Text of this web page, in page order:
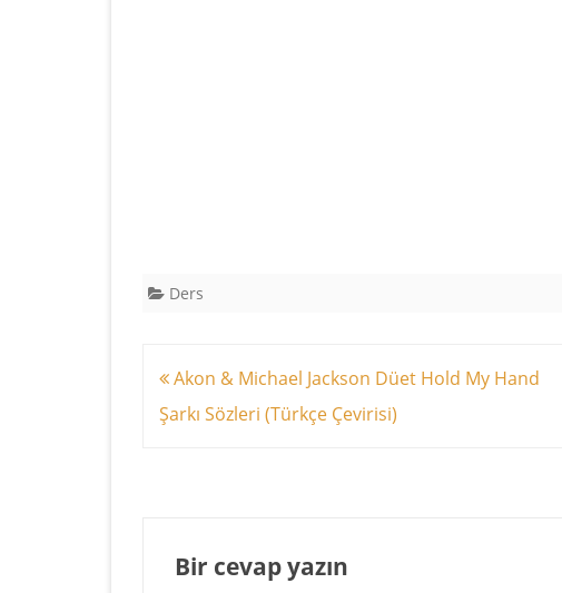
Ders
Yazı
dolaşımı
Akon & Michael Jackson Düet Hold My Hand
Şarkı Sözleri (Türkçe Çevirisi)
Bir cevap yazın